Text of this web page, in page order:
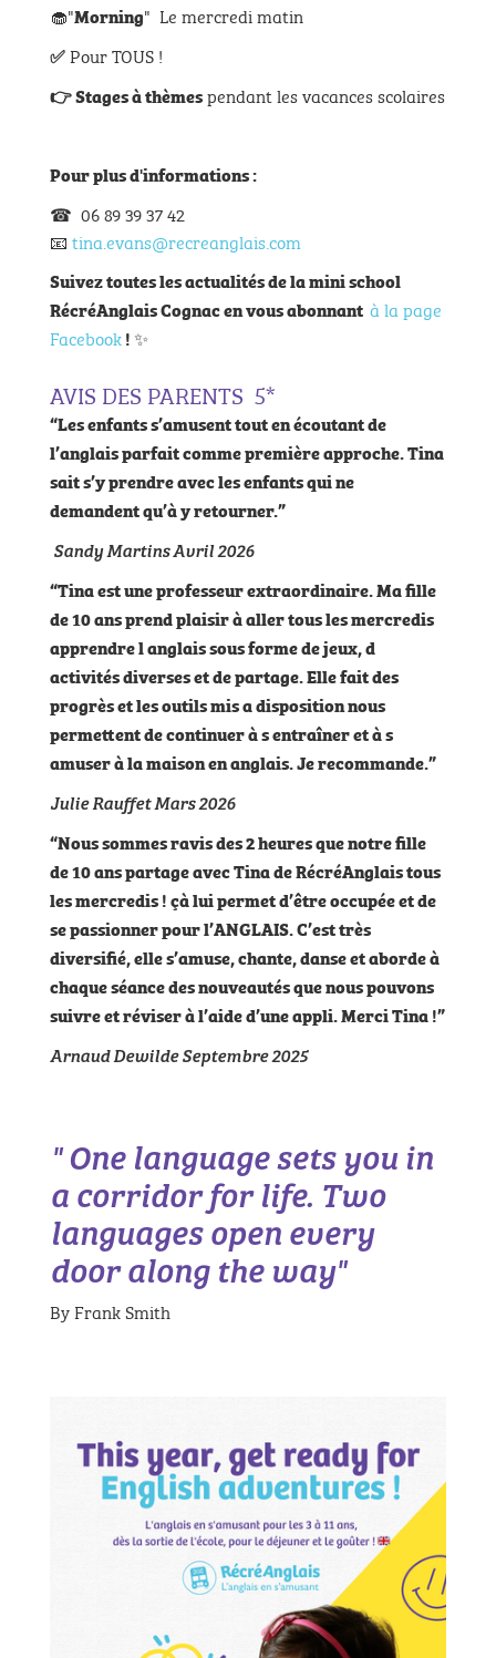
🧁"Morning" Le mercredi matin
✅ Pour TOUS !
👉Stages à thèmespendant les vacances scolaires
Pour plus d'informations :
☎ 06 89 39 37 42
📧 tina.evans@recreanglais.com
Suivez toutes les actualités de la mini school
RécréAnglais Cognac en vous abonnant à la page
Facebook!✨
AVIS DES PARENTS 5*
“Les enfants s’amusent tout en écoutant de
l’anglais parfait comme première approche. Tina
sait s’y prendre avec les enfants qui ne
demandent qu’à y retourner.”
Sandy Martins Avril 2026
“Tina est une professeur extraordinaire. Ma fille
de 10 ans prend plaisir à aller tous les mercredis
apprendre l anglais sous forme de jeux, d
activités diverses et de partage. Elle fait des
progrès et les outils mis a disposition nous
permettent de continuer à s entraîner et à s
amuser à la maison en anglais. Je recommande.”
Julie Rauffet Mars 2026
“Nous sommes ravis des 2 heures que notre fille
de 10 ans partage avec Tina de RécréAnglais tous
les mercredis ! çà lui permet d’être occupée et de
se passionner pour l’ANGLAIS. C’est très
diversifié, elle s’amuse, chante, danse et aborde à
chaque séance des nouveautés que nous pouvons
suivre et réviser à l’aide d’une appli. Merci Tina !”
Arnaud Dewilde Septembre 2025
" One language sets you in
a corridor for life. Two
languages open every
door along the way"
By Frank Smith